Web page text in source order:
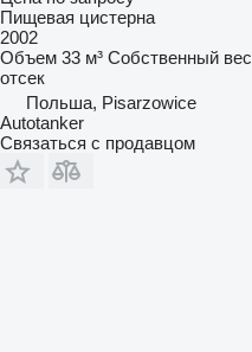
Пищевая цистерна
2002
Объем 33 м³ Собственный вес
отсек
Польша, Pisarzowice
Autotanker
Связаться с продавцом